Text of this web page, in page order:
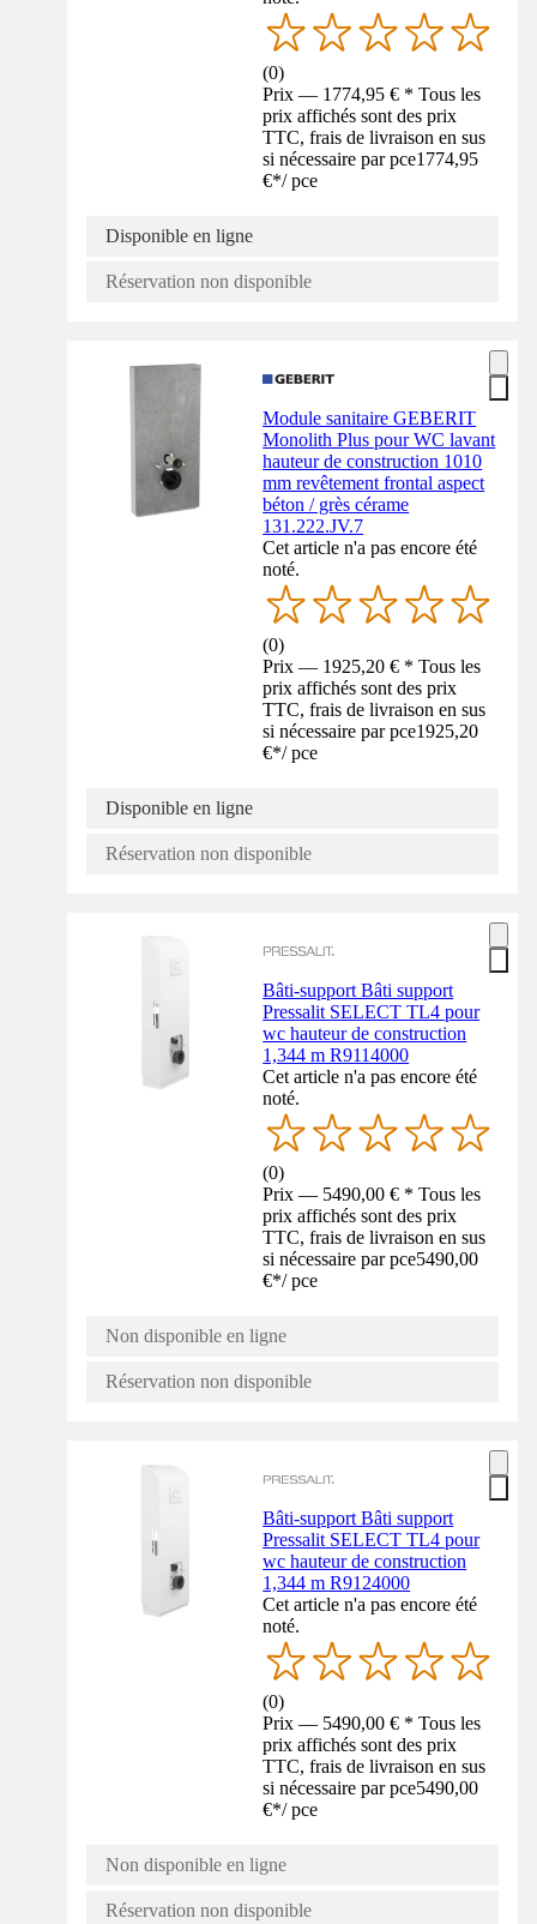
(0)
Prix — 1774,95 € * Tous les
prix affichés sont des prix
TTC, frais de livraison en sus
si nécessaire par pce1774,95
€*/ pce
Disponible en ligne
Réservation non disponible
Module sanitaire GEBERIT
Monolith Plus pour WC lavant
hauteur de construction 1010
mm revêtement frontal aspect
béton / grès cérame
131.222.JV.7
Cet article n'a pas encore été
noté.
(0)
Prix — 1925,20 € * Tous les
prix affichés sont des prix
TTC, frais de livraison en sus
si nécessaire par pce1925,20
€*/ pce
Disponible en ligne
Réservation non disponible
Bâti-support Bâti support
Pressalit SELECT TL4 pour
wc hauteur de construction
1,344 m R9114000
Cet article n'a pas encore été
noté.
(0)
Prix — 5490,00 € * Tous les
prix affichés sont des prix
TTC, frais de livraison en sus
si nécessaire par pce5490,00
€*/ pce
Non disponible en ligne
Réservation non disponible
Bâti-support Bâti support
Pressalit SELECT TL4 pour
wc hauteur de construction
1,344 m R9124000
Cet article n'a pas encore été
noté.
(0)
Prix — 5490,00 € * Tous les
prix affichés sont des prix
TTC, frais de livraison en sus
si nécessaire par pce5490,00
€*/ pce
Non disponible en ligne
Réservation non disponible